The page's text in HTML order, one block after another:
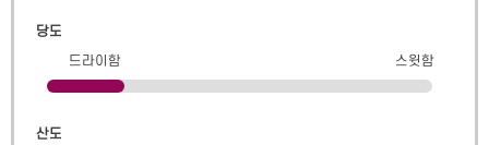
당도
드라이함
스윗함
산도